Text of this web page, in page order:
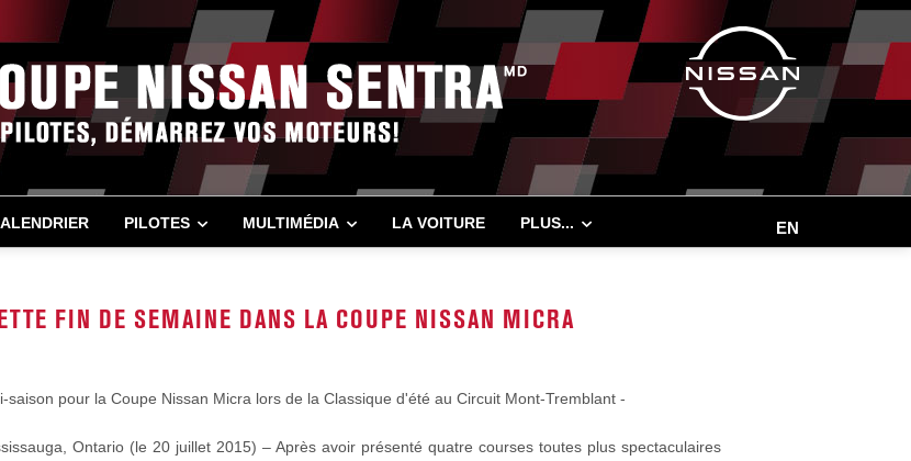
PILOTES MULTIMÉDIA LA VOITURE PLUS... EN
FIN DE SEMAINE DANS LA COUPE NISSAN MICRA
saison pour la Coupe Nissan Micra lors de la Classique d'été au Circuit Mont-Tremblant -
Ontario (le 20 juillet 2015) – Après avoir présenté quatre courses toutes plus spectaculaires